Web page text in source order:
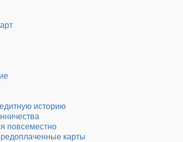
историю
повсеместно
карты